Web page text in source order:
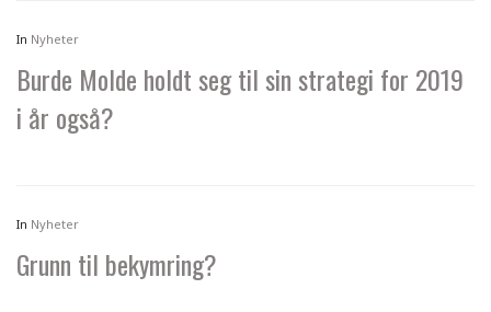
In Nyheter
Burde Molde holdt seg til sin strategi for 2019
i år også?
In Nyheter
Grunn til bekymring?